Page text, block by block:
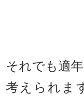
それでも適
考えられま